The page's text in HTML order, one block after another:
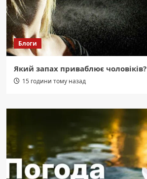
Блоги
Який запах приваблює чоловіків?
15 години тому назад